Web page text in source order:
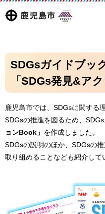
鹿児島
マグ
マシ
SDGsガイドブッ
「SDGs発見&ア
鹿児島市では、SDGsに関する
SDGsの推進を図るため、
ョンBook」 を作成しました。
SDGsの説明のほか、SDGsの
取り組めることなども紹介して